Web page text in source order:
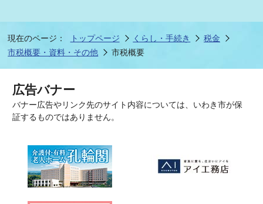
現在のページ： トップページ くらし・手続き
税金
市税概要・資料・その他
市税概要
広告バナー
バナー広告やリンク先のサイト内容については、いわき市が保
証するものではありません。